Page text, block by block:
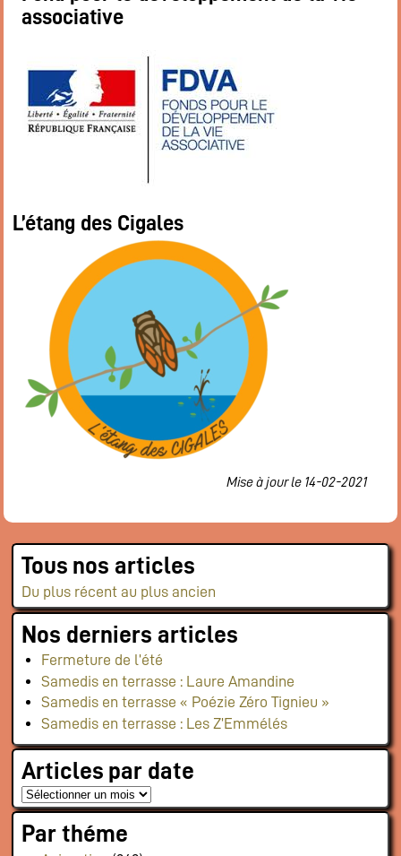
associative
L’étang des Cigales
Mise à jour le 14-02-2021
Tous nos articles
Du plus récent au plus ancien
Nos derniers articles
Fermeture de l’été
Samedis en terrasse : Laure Amandine
Samedis en terrasse « Poézie Zéro Tignieu »
Samedis en terrasse : Les Z’Emmélés
Articles par date
Par théme